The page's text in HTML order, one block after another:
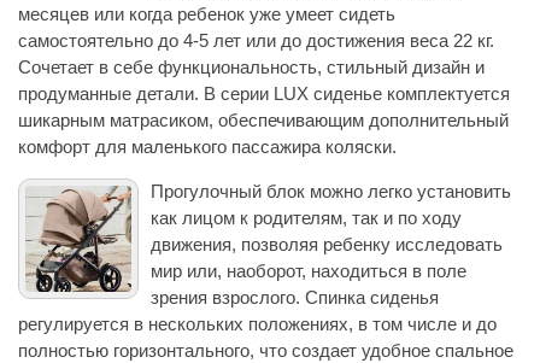
месяцев или когда ребенок уже умеет сидеть
самостоятельно до 4-5 лет или до достижения веса 22 кг.
Сочетает в себе функциональность, стильный дизайн и
продуманные детали. В серии LUX сиденье комплектуется
шикарным матрасиком, обеспечивающим дополнительный
комфорт для маленького пассажира коляски.
Прогулочный блок можно легко установить
как лицом к родителям, так и по ходу
движения, позволяя ребенку исследовать
мир или, наоборот, находиться в поле
зрения взрослого. Спинка сиденья
регулируется в нескольких положениях, в том числе и до
полностью горизонтального, что создает удобное спальное